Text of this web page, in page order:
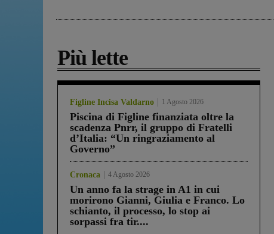
Più lette
Figline Incisa Valdarno 1 Agosto 2026
Piscina di Figline finanziata oltre la
scadenza Pnrr, il gruppo di Fratelli
d’Italia: “Un ringraziamento al
Governo”
Cronaca 4 Agosto 2026
Un anno fa la strage in A1 in cui
morirono Gianni, Giulia e Franco. Lo
schianto, il processo, lo stop ai
sorpassi fra tir....